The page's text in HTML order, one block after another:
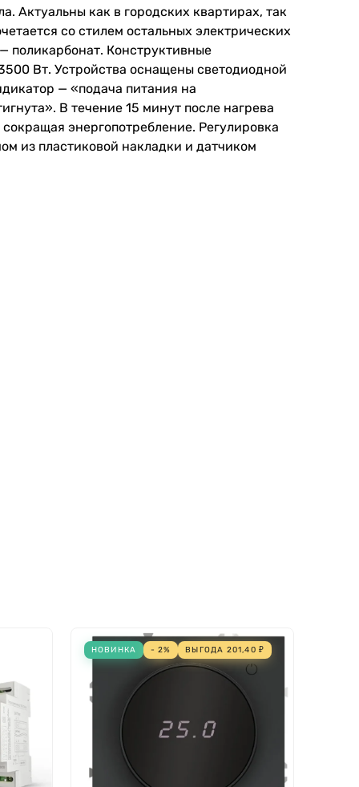
Актуальны как в городских квартирах, так
со стилем остальных электрических
поликарбонат. Конструктивные
Вт. Устройства оснащены светодиодной
— «подача питания на
В течение 15 минут после нагрева
энергопотребление. Регулировка
из пластиковой накладки и датчиком
НОВИНКА - 2% ВЫГОДА 201,40 ₽